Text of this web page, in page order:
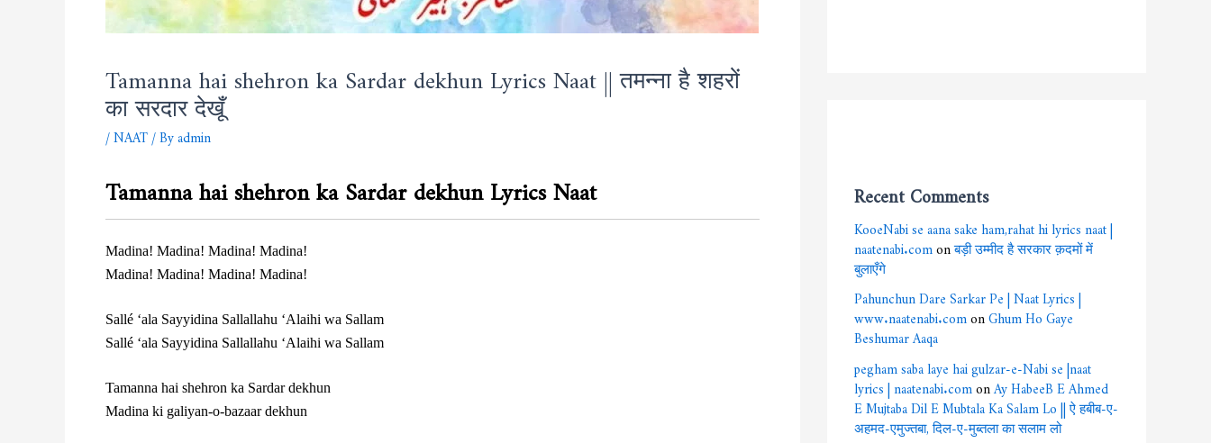
Tamanna hai shehron ka Sardar dekhun Lyrics Naat || तमन्ना है शहरों
का सरदार देखूँ
/NAAT/ Byadmin
Tamanna hai shehron ka Sardar dekhun Lyrics Naat
Madina! Madina! Madina! Madina!
Madina! Madina! Madina! Madina!
Sallé ‘ala Sayyidina Sallallahu ‘Alaihi wa Sallam
Sallé ‘ala Sayyidina Sallallahu ‘Alaihi wa Sallam
Tamanna hai shehron ka Sardar dekhun
Madina ki galiyan-o-bazaar dekhun
Recent Comments
KooeNabi se aana sake ham,rahat hi lyrics naat |
naatenabi.comonबड़ी उम्मीद है सरकार क़दमों में
बुलाएँगे
Pahunchun Dare Sarkar Pe | Naat Lyrics |
www.naatenabi.comonGhum Ho Gaye
Beshumar Aaqa
pegham saba laye hai gulzar-e-Nabi se |naat
lyrics | naatenabi.comonAy HabeeB E Ahmed
E Mujtaba Dil E Mubtala Ka Salam Lo || ऐ हबीब-ए-
अहमद-एमुज्तबा, दिल-ए-मुब्तला का सलाम लो